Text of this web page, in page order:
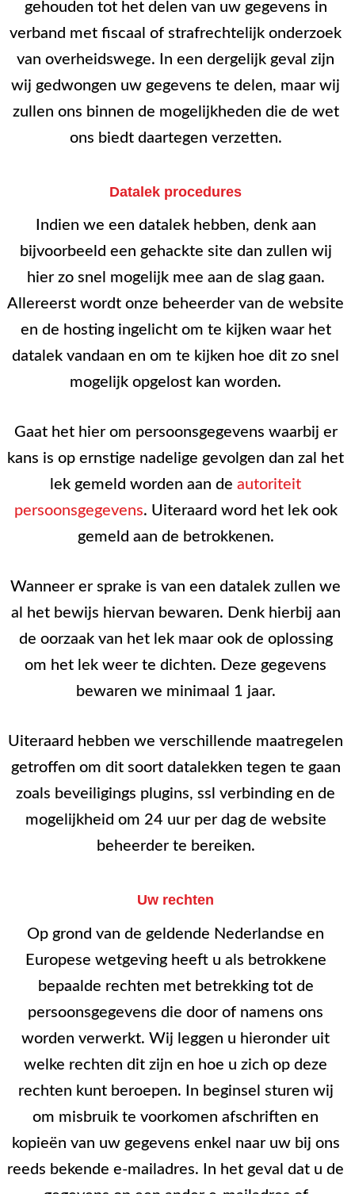
gehouden tot het delen van uw gegevens in
verband met fiscaal of strafrechtelijk onderzoek
van overheidswege. In een dergelijk geval zijn
wij gedwongen uw gegevens te delen, maar wij
zullen ons binnen de mogelijkheden die de wet
ons biedt daartegen verzetten.
Datalek procedures
Indien we een datalek hebben, denk aan
bijvoorbeeld een gehackte site dan zullen wij
hier zo snel mogelijk mee aan de slag gaan.
Allereerst wordt onze beheerder van de website
en de hosting ingelicht om te kijken waar het
datalek vandaan en om te kijken hoe dit zo snel
mogelijk opgelost kan worden.
Gaat het hier om persoonsgegevens waarbij er
kans is op ernstige nadelige gevolgen dan zal het
lek gemeld worden aan deautoriteit
persoonsgegevens. Uiteraard word het lek ook
gemeld aan de betrokkenen.
Wanneer er sprake is van een datalek zullen we
al het bewijs hiervan bewaren. Denk hierbij aan
de oorzaak van het lek maar ook de oplossing
om het lek weer te dichten. Deze gegevens
bewaren we minimaal 1 jaar.
Uiteraard hebben we verschillende maatregelen
getroffen om dit soort datalekken tegen te gaan
zoals beveiligings plugins, ssl verbinding en de
mogelijkheid om 24 uur per dag de website
beheerder te bereiken.
Uw rechten
Op grond van de geldende Nederlandse en
Europese wetgeving heeft u als betrokkene
bepaalde rechten met betrekking tot de
persoonsgegevens die door of namens ons
worden verwerkt. Wij leggen u hieronder uit
welke rechten dit zijn en hoe u zich op deze
rechten kunt beroepen. In beginsel sturen wij
om misbruik te voorkomen afschriften en
kopieën van uw gegevens enkel naar uw bij ons
reeds bekende e-mailadres. In het geval dat u de